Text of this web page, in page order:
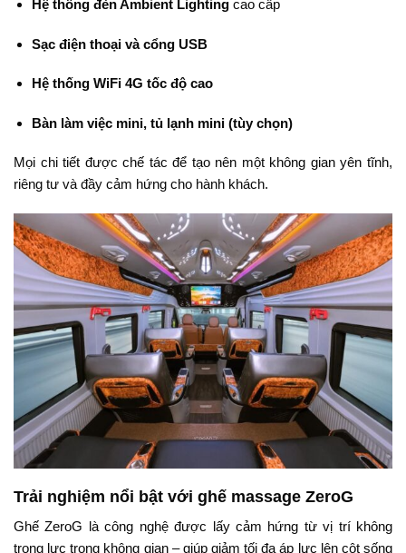
Hệ thống đèn Ambient Lightingcao cấp
Sạc điện thoại và cổng USB
Hệ thống WiFi 4G tốc độ cao
Bàn làm việc mini, tủ lạnh mini (tùy chọn)
Mọi chi tiết được chế tác để tạo nên một không gian yên tĩnh,
riêng tư và đầy cảm hứng cho hành khách.
Trải nghiệm nổi bật với ghế massage ZeroG
Ghế ZeroG là công nghệ được lấy cảm hứng từ vị trí không
trọng lực trong không gian – giúp giảm tối đa áp lực lên cột sống